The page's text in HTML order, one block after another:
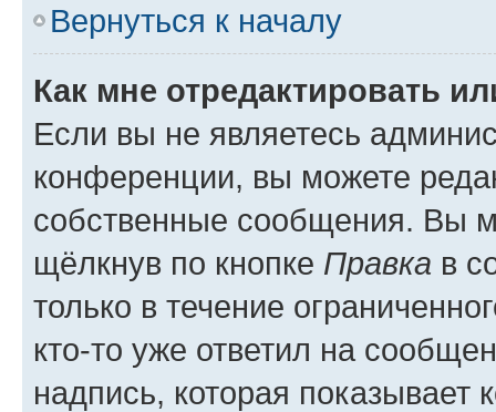
Вернуться к началу
Как мне отредактировать
Если вы не являетесь
конференции, вы можете
собственные сообщения. Вы
щёлкнув по кнопке Правка в
только в течение
кто-то уже ответил на
надпись, которая показывает